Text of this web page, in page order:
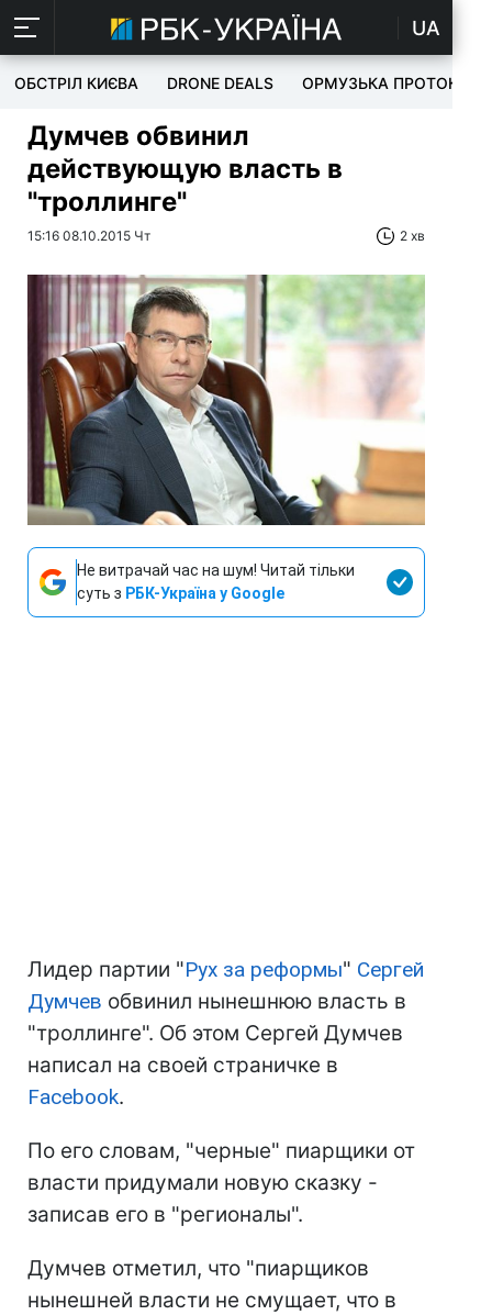
UA
ОБСТРІЛ КИЄВА DRONE DEALS ОРМУЗЬКА ПРОТОКА
Думчев обвинил
действующую власть в
"троллинге"
15:16 08.10.2015 Чт 2 хв
Не витрачай час на шум! Читай тільки
суть з РБК-Україна у Google
Лидер партии "Рух за реформы" Сергей
Думчев обвинил нынешнюю власть в
"троллинге". Об этом Сергей Думчев
написал на своей страничке в
Facebook.
По его словам, "черные" пиарщики от
власти придумали новую сказку -
записав его в "регионалы".
Думчев отметил, что "пиарщиков
нынешней власти не смущает, что в